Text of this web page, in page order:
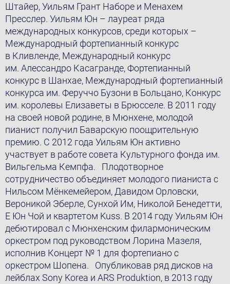
Штайер, Уильям Грант Наборе и Менахем
Пресслер. Уильям Юн – лауреат ряда
международных конкурсов, среди которых –
Международный фортепианный конкурс
в Кливленде, Международный конкурс
им. Алессандро Касагранде, Фортепианный
конкурс в Шанхае, Международный фортепианный
конкурса им. Феруччо Бузони в Больцано, Конкурс
им. королевы Елизаветы в Брюсселе. В 2011 году
на своей новой родине, в Мюнхене, молодой
пианист получил Баварскую поощрительную
премию. С 2012 года Уильям Юн активно
участвует в работе совета Культурного фонда им.
Вильгельма Кемпфа. Плодотворное
сотрудничество объединяет молодого пианиста с
Нильсом Мёнкемейером, Давидом Орловски,
Вероникой Эберле, Сунхой Им, Николой Бенедетти,
E Юн Чой и квартетом Kuss. В 2014 году Уильям Юн
дебютировал с Мюнхенским филармоническим
оркестром под руководством Лорина Мазеля,
исполнив Концерт № 1 для фортепиано с
оркестром Шопена. Опубликовав ряд дисков на
лейблах Sony Korea и ARS Produktion, в 2013 году